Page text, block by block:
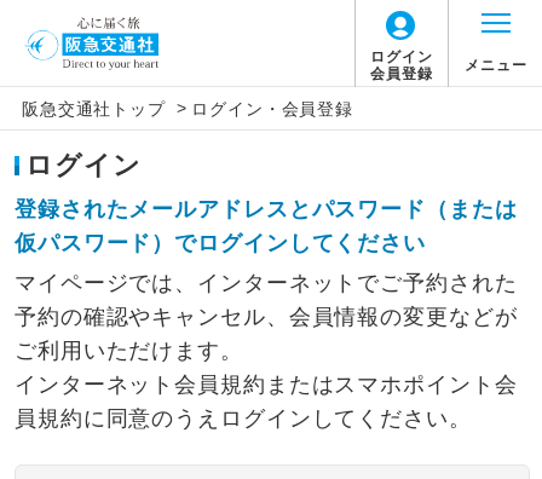
ログイン
会員登録
メニュー
阪急交通社トップ > ログイン・会員登録
ログイン
登録されたメールアドレスとパスワード（または
仮パスワード）でログインしてください
マイページでは、インターネットでご予約された
予約の確認やキャンセル、会員情報の変更などが
ご利用いただけます。
インターネット会員規約またはスマホポイント会
員規約に同意のうえログインしてください。